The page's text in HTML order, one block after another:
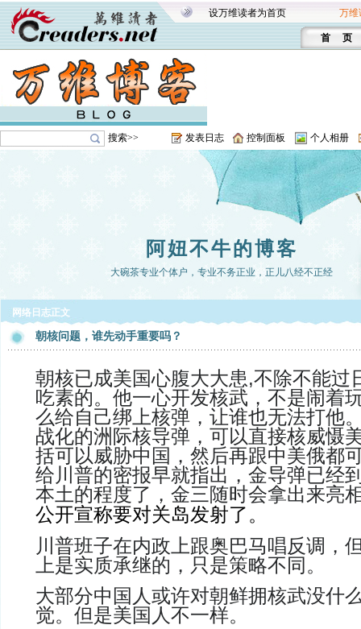
设万维读者为首页 万维
首 页
搜索>> 发表日志 控制面板 个人相册
阿妞不牛的博客
大碗茶专业个体户，专业不务正业，正儿八经不正经
网络日志正文
朝核问题，谁先动手重要吗？
朝核已成美国心腹大大患,不除不能过
吃素的。他一心开发核武，不是闹着
么给自己绑上核弹，让谁也无法打他
战化的洲际核导弹，可以直接核威慑
括可以威胁中国，然后再跟中美俄都
给川普的密报早就指出，金导弹已经
本土的程度了，金三随时会拿出来亮
公开宣称要对关岛发射了。
川普班子在内政上跟奥巴马唱反调，
上是实质承继的，只是策略不同 。
大部分中国人或许对朝鲜拥核武没什
觉。但是美国人不一样。